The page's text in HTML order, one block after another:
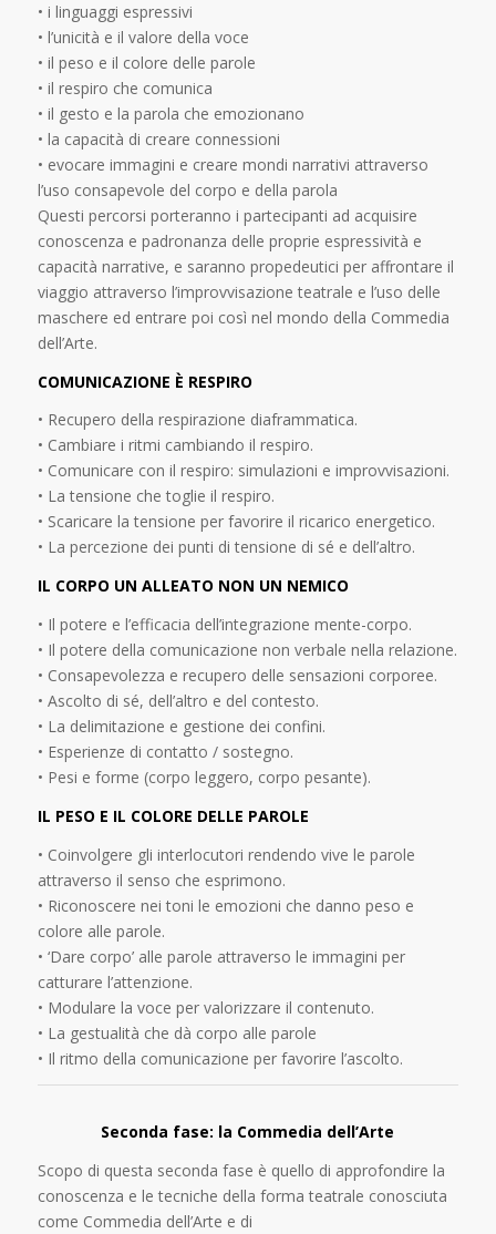
• i linguaggi espressivi
• l’unicità e il valore della voce
• il peso e il colore delle parole
• il respiro che comunica
• il gesto e la parola che emozionano
• la capacità di creare connessioni
• evocare immagini e creare mondi narrativi attraverso
l’uso consapevole del corpo e della parola
Questi percorsi porteranno i partecipanti ad acquisire
conoscenza e padronanza delle proprie espressività e
capacità narrative, e saranno propedeutici per affrontare il
viaggio attraverso l’improvvisazione teatrale e l’uso delle
maschere ed entrare poi così nel mondo della Commedia
dell’Arte.
COMUNICAZIONE È RESPIRO
• Recupero della respirazione diaframmatica.
• Cambiare i ritmi cambiando il respiro.
• Comunicare con il respiro: simulazioni e improvvisazioni.
• La tensione che toglie il respiro.
• Scaricare la tensione per favorire il ricarico energetico.
• La percezione dei punti di tensione di sé e dell’altro.
IL CORPO UN ALLEATO NON UN NEMICO
• Il potere e l’efficacia dell’integrazione mente-corpo.
• Il potere della comunicazione non verbale nella relazione.
• Consapevolezza e recupero delle sensazioni corporee.
• Ascolto di sé, dell’altro e del contesto.
• La delimitazione e gestione dei confini.
• Esperienze di contatto / sostegno.
• Pesi e forme (corpo leggero, corpo pesante).
IL PESO E IL COLORE DELLE PAROLE
• Coinvolgere gli interlocutori rendendo vive le parole
attraverso il senso che esprimono.
• Riconoscere nei toni le emozioni che danno peso e
colore alle parole.
• ‘Dare corpo’ alle parole attraverso le immagini per
catturare l’attenzione.
• Modulare la voce per valorizzare il contenuto.
• La gestualità che dà corpo alle parole
• Il ritmo della comunicazione per favorire l’ascolto.
Seconda fase: la Commedia dell’Arte
Scopo di questa seconda fase è quello di approfondire la
conoscenza e le tecniche della forma teatrale conosciuta
come Commedia dell’Arte e di